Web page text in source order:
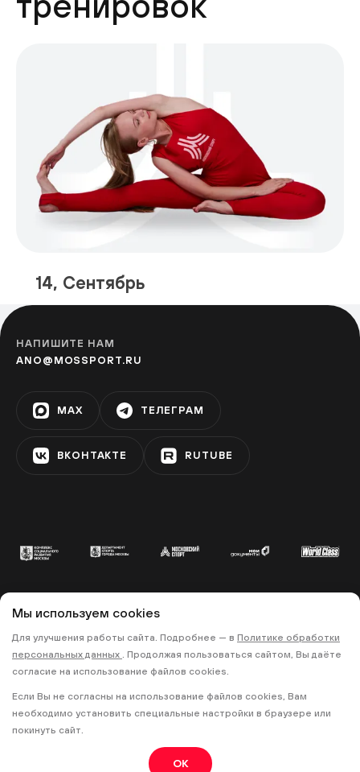
14, Сентябрь
НАПИШИТЕ НАМ
ANO@MOSSPORT.RU
MAX ТЕЛЕГРАМ
ВКОНТАКТЕ RUTUBE
© 2022 «МОСКОВСКИЙ СПОРТ»
• ПОЛИТИКА КОНФИДЕНЦИАЛЬНОСТИ •
ПРАВИЛА ЗАПИСИ НА ТРЕНИРОВКИ
Мы используем cookies
Для улучшения работы сайта. Подробнее — в Политике обработки
персональных данных . Продолжая пользоваться сайтом, Вы даёте
согласие на использование файлов cookies.
Если Вы не согласны на использование файлов cookies, Вам
необходимо установить специальные настройки в браузере или
покинуть сайт.
OK